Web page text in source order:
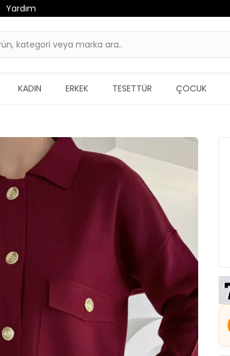
Yardım
KADIN ERKEK TESETTÜR ÇOCUK